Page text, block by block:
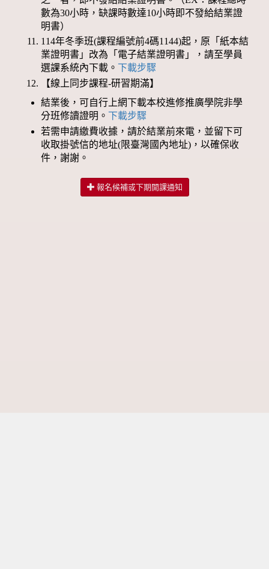
數為30小時，缺課時數達10小時即不發給結業證
明書）
114年冬季班(課程編號前4碼1144)起，原「紙本結
業證明書」改為「電子結業證明書」，請至學員
選課系統內下載。
下載步驟
【線上同步課程-研習期滿】
結業後，可自行上網下載本校進修推廣學院非學
分班修讀證明。
下載步驟
若需申請繳費收據，請於結業前來電，並留下可
收取掛號信的地址(限臺灣國內地址)，以確保收
件，謝謝。
報名候補或下期開課通知